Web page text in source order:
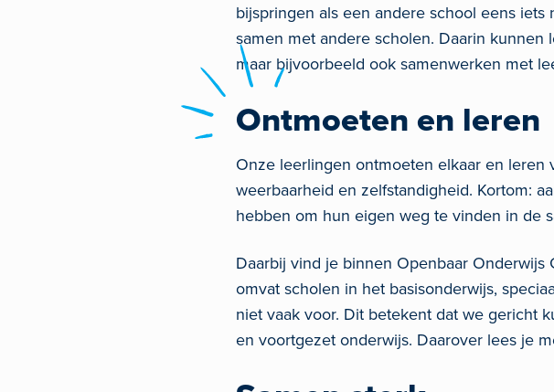
bijspringen als een andere school eens
samen met andere scholen. Daarin
maar bijvoorbeeld ook samenwerken met
Ontmoeten en leren
Onze leerlingen ontmoeten elkaar en leren
weerbaarheid en zelfstandigheid. Kortom:
hebben om hun eigen weg te vinden in de
Daarbij vind je binnen Openbaar
omvat scholen in het basisonderwijs,
niet vaak voor. Dit betekent dat we gericht
en voortgezet onderwijs. Daarover lees je